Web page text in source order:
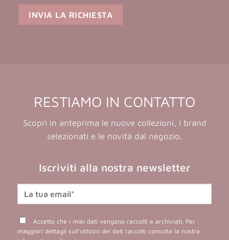
RESTIAMO IN CONTATTO
Scopri in anteprima le nuove collezioni, i brand
selezionati e le novità dal negozio.
Iscriviti alla nostra newsletter
Accetto che i miei dati vengano raccolti e archiviati. Per
maggiori dettagli sull'utilizzo dei dati raccolti consulta la nostra